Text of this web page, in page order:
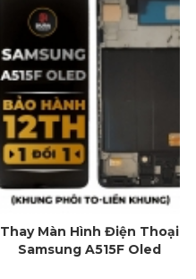
Thay Màn Hình Điện Thoại
Samsung A515F Oled